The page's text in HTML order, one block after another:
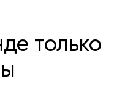
только